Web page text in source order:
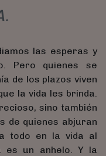
las esperas y
Pero quienes se
de los plazos viven
la vida les brinda.
sino también
de quienes abjuran
todo en la vida al
es un anhelo. Y la